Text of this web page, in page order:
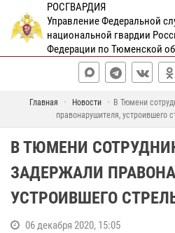
РОСГВАРДИЯ
Управление Федеральной
национальной гвардии
Федерации по Тюменской
Главная Новости
В Тюмени
правонарушителя, устроившего
В ТЮМЕНИ
ЗАДЕРЖАЛИ
УСТРОИВШЕГО
06 декабря 2020, 15:05